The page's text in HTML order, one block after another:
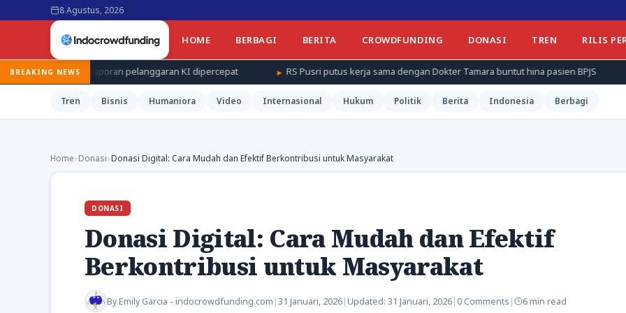
8 Agustus, 2026
HOME BERBAGI BERITA CROWDFUNDING DONASI TREN RILIS
BREAKING NEWS
laporan pelanggaran KI dipercepat RS Pusri putus kerja sama dengan Dokter Tamara buntut hina pasien BPJS AI Cinefest
Tren Bisnis Humaniora Video Internasional Hukum Politik Berita Indonesia Berbagi
Home›Donasi›Donasi Digital: Cara Mudah dan Efektif Berkontribusi untuk Masyarakat
DONASI
Donasi Digital: Cara Mudah dan Efektif
Berkontribusi untuk Masyarakat
ByEmily Garcia - indocrowdfunding.com |31 Januari, 2026| Updated: 31 Januari, 2026| 0 Comments | 6 min read